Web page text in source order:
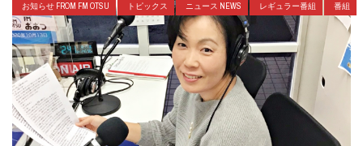
お知らせ FROM FM OTSU トピックス ニュース NEWS レギュラー番組 番組